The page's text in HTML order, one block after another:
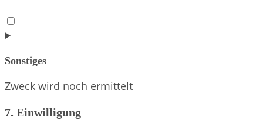
Consent
to
complianz
Sonstiges
Zweck wird noch ermittelt
Consent
7. Einwilligung